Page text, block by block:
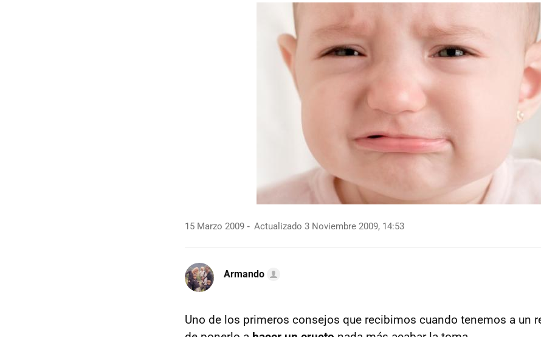
15 Marzo 2009 Actualizado 3 Noviembre 2009, 14:53
Armando
Uno de los primeros consejos que recibimos cuando tenemos a un